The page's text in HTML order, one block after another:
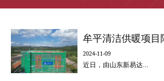
2024-11-09
近日，由山东新易达...